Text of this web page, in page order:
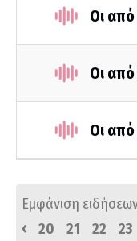
Οι
Οι
Οι
Εμφάνιση
‹
20 21 22 23